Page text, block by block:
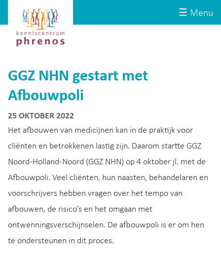
☰ Menu
Kenniscentrum
Phrenos
website
GGZ NHN gestart met
Afbouwpoli
25 OKTOBER 2022
Het afbouwen van medicijnen kan in de praktijk voor
cliënten en betrokkenen lastig zijn. Daarom startte GGZ
Noord-Holland-Noord (GGZ NHN) op 4 oktober jl. met de
Afbouwpoli. Veel cliënten, hun naasten, behandelaren en
voorschrijvers hebben vragen over het tempo van
afbouwen, de risico’s en het omgaan met
ontwenningsverschijnselen. De afbouwpoli is er om hen
te ondersteunen in dit proces.